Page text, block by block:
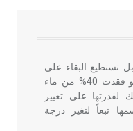
تستطيع البقاء على
قيد الحياة حتى لو فقدت 40% من ماء
لقدرتها على تغيير
تبعاً لتغير درجة